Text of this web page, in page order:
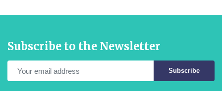
Subscribe to the Newsletter
Subscribe